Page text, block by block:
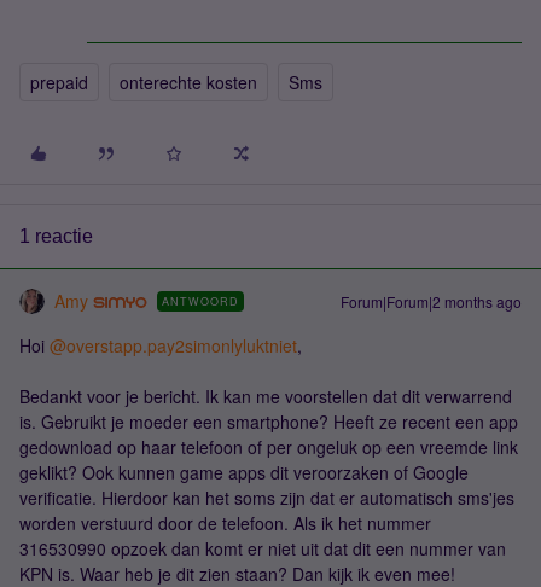
prepaid onterechte kosten Sms
1 reactie
Amy ANTWOORD Forum|Forum|2 months ago
Hoi ​ @overstapp.pay2simonlyluktniet,
Bedankt voor je bericht. Ik kan me voorstellen dat dit verwarrend
is. Gebruikt je moeder een smartphone? Heeft ze recent een app
gedownload op haar telefoon of per ongeluk op een vreemde link
geklikt? Ook kunnen game apps dit veroorzaken of Google
verificatie. Hierdoor kan het soms zijn dat er automatisch sms'jes
worden verstuurd door de telefoon. Als ik het nummer
316530990 opzoek dan komt er niet uit dat dit een nummer van
KPN is. Waar heb je dit zien staan? Dan kijk ik even mee!